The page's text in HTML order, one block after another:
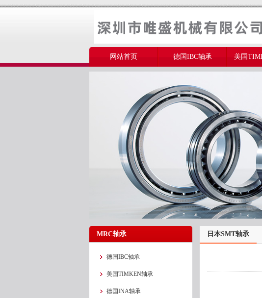
网站首页 德国IBC轴承 美国
MRC轴承
德国IBC轴承
美国TIMKEN轴承
德国INA轴承
日本SMT轴承